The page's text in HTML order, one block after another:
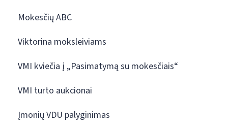
Mokesčių ABC
Viktorina moksleiviams
VMI kviečia į „Pasimatymą su mokesčiais“
VMI turto aukcionai
Įmonių VDU palyginimas